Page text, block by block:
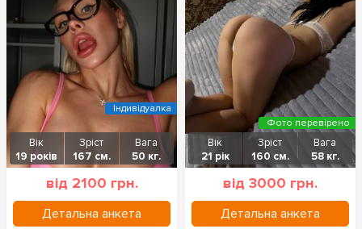
Вік
19 років
Зріст
167 см.
Вага
50 кг.
від 2100 грн.
Детальна анкета
Індивідуалка
Вік
21 рік
Зріст
160 см.
Вага
58 кг.
від 3000 грн.
Детальна анкета
Фото перевірено